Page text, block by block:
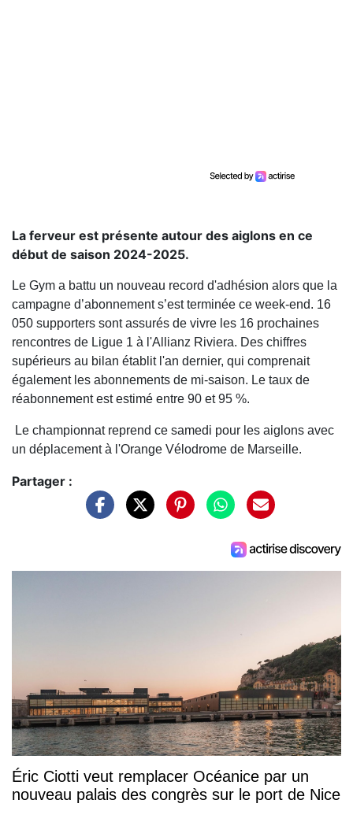
La ferveur est présente autour des aiglons en ce
début de saison 2024-2025.
Le Gym a battu un nouveau record d'adhésion alors que la
campagne d’abonnement s’est terminée ce week-end. 16
050 supporters sont assurés de vivre les 16 prochaines
rencontres de Ligue 1 à l'Allianz Riviera. Des chiffres
supérieurs au bilan établit l'an dernier, qui comprenait
également les abonnements de mi-saison. Le taux de
réabonnement est estimé entre 90 et 95 %.
Le championnat reprend ce samedi pour les aiglons avec
un déplacement à l'Orange Vélodrome de Marseille.
Partager :
Éric Ciotti veut remplacer Océanice par un
nouveau palais des congrès sur le port de Nice